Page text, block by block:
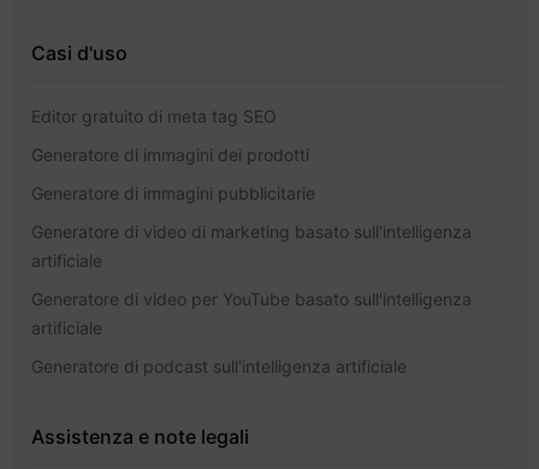
Casi d'uso
Editor gratuito di meta tag SEO
Generatore di immagini dei prodotti
Generatore di immagini pubblicitarie
Generatore di video di marketing basato sull'intelligenza
artificiale
Generatore di video per YouTube basato sull'intelligenza
artificiale
Generatore di podcast sull'intelligenza artificiale
Assistenza e note legali